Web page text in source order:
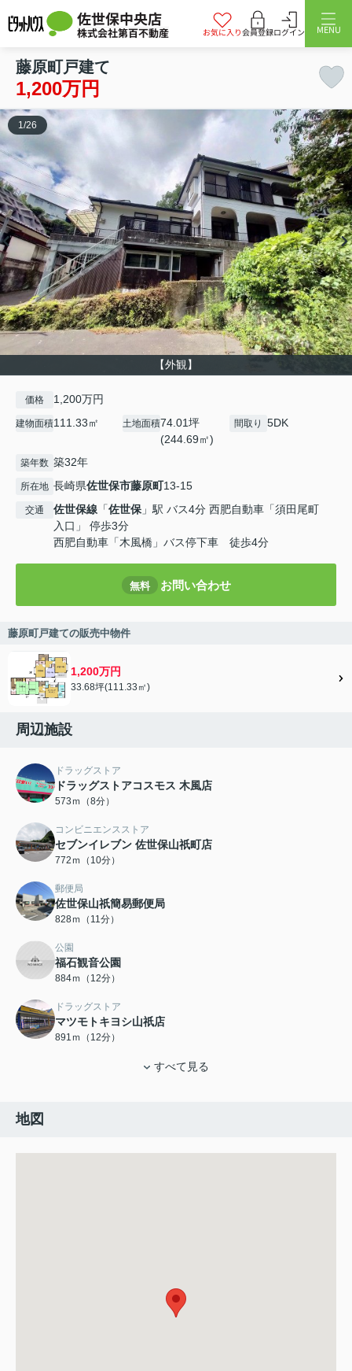
佐世保中央店
株式会社第百不動産 お気に入り会員登録ログイン MENU
藤原町戸建て
1,200万円
【外観】
1 /26
価格 1,200万円
建物面積111.33㎡ 土地面積74.01坪
(244.69㎡)
間取り 5DK
築年数 築32年
所在地 長崎県佐世保市藤原町13-15
交通 佐世保線 「佐世保 」駅 バス4分 西肥自動車「須田尾町
入口」 停歩3分
西肥自動車「木風橋」バス停下車 徒歩4分
無料 お問い合わせ
藤原町戸建ての販売中物件
1,200万円
33.68坪(111.33㎡)
周辺施設
ドラッグストア
ドラッグストアコスモス 木風店
573ｍ（8分）
コンビニエンスストア
セブンイレブン 佐世保山祇町店
772ｍ（10分）
郵便局
佐世保山祇簡易郵便局
828ｍ（11分）
公園
福石観音公園
884ｍ（12分）
ドラッグストア
マツモトキヨシ山祇店
891ｍ（12分）
すべて見る
地図